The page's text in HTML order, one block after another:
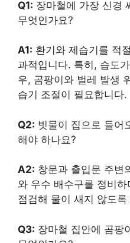
Q1: 장마철에 가장 신경
무엇인가요?
A1: 환기와 제습기를 적
과적입니다. 특히, 습도
우, 곰팡이와 벌레 발생
습기 조절이 필요합니다.
Q2: 빗물이 집으로 들어
해야 하나요?
A2: 창문과 출입문 주변
와 우수 배수구를 정비
점검해 물이 새지 않도
Q3: 장마철 집안에 곰팡